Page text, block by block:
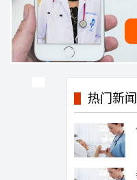
热门新闻